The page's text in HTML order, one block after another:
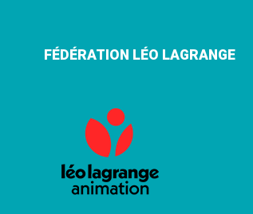
FÉDÉRATION LÉO LAGRANGE